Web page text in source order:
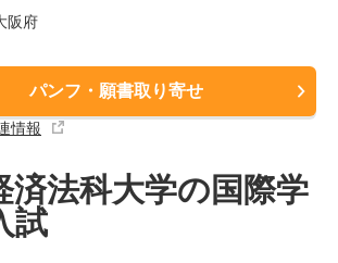
阪府
パンフ・願書取り寄せ
情報
済法科大学の国際学
試